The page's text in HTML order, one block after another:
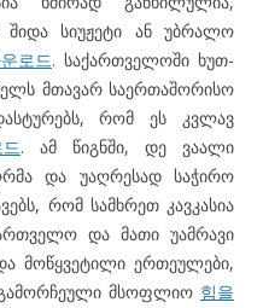
სიუჟეტი ან უბრალო
로드. საქართველოში ხუთ-
მთავარ საერთაშორისო
რომ ეს კვლავ
. ამ წიგნში, დე ვაალი
და უაღრესად საჭირო
რომ სამხრეთ კავკასია
და მათი უამრავი
მოწყვეტილი ერთეულები,
მსოფლიო 힘을